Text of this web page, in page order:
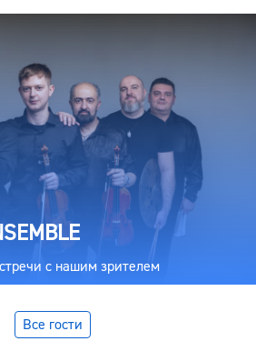
с нашим зрителем
Все гости